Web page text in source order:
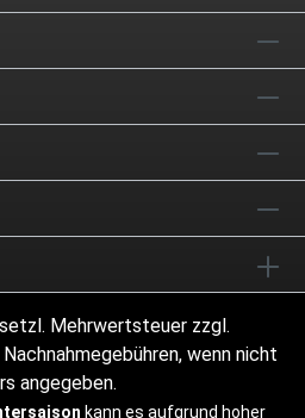
Mehrwertsteuer zzgl.
wenn nicht
angegeben.
kann es aufgrund hoher